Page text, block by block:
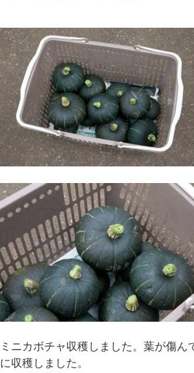
ミニカボチャ収穫しました。葉が傷
に収穫しました。